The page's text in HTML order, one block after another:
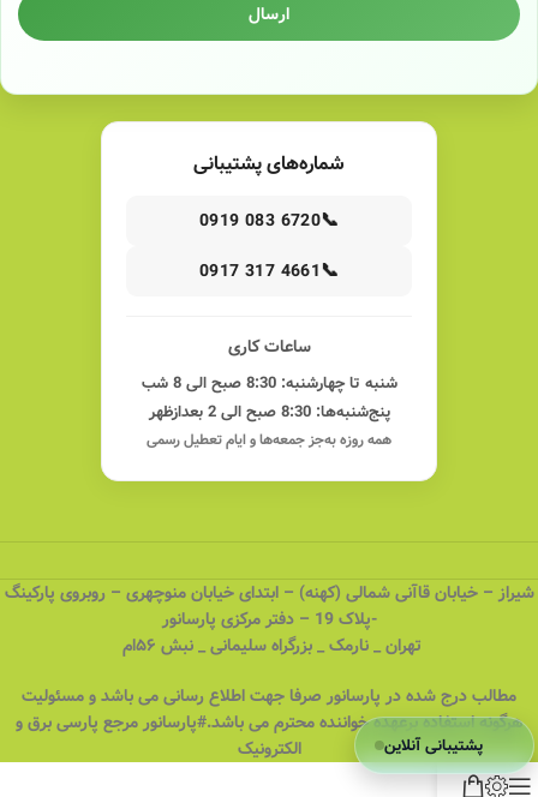
ارسال
شماره‌های پشتیبانی
📞
0919 083 6720
📞
0917 317 4661
ساعات کاری
شنبه تا چهارشنبه: 8:30 صبح الی 8 شب
پنج‌شنبه‌ها: 8:30 صبح الی 2 بعدازظهر
همه روزه به‌جز جمعه‌ها و ایام تعطیل رسمی
شیراز – خیابان قاآنی شمالی (کهنه) – ابتدای خیابان منوچهری – روبروی پارکینگ
-پلاک 19 – دفتر مرکزی پارسانور
تهران _ نارمک _ بزرگراه سلیمانی _ نبش ۵۶ام
مطالب درج شده در پارسانور صرفا جهت اطلاع رسانی می باشد و مسئولیت
هرگونه استفاده برعهده خواننده محترم می باشد.#پارسانور مرجع پارسی برق و
الکترونیک
پشتیبانی آنلاین